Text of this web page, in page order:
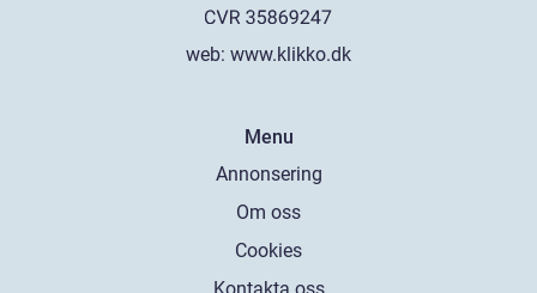
web: www.klikko.dk
Menu
Annonsering
Om oss
Cookies